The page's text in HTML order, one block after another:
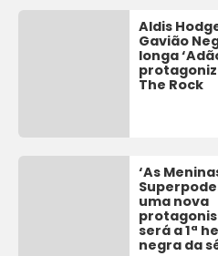
Aldis
Gavião
longa
The Rock
‘As
uma nova
será a 1ª
negra da